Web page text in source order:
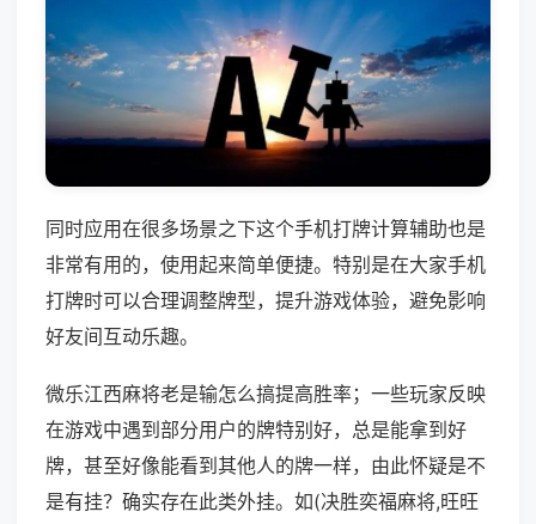
同时应用在很多场景之下这个手机打牌计算辅助也是
非常有用的，使用起来简单便捷。特别是在大家手机
打牌时可以合理调整牌型，提升游戏体验，避免影响
好友间互动乐趣。
微乐江西麻将老是输怎么搞提高胜率；一些玩家反映
在游戏中遇到部分用户的牌特别好，总是能拿到好
牌，甚至好像能看到其他人的牌一样，由此怀疑是不
是有挂？确实存在此类外挂。如(决胜奕福麻将,旺旺